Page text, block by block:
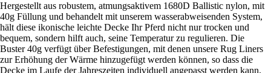
Hergestellt aus robustem, atmungsaktivem 1680D Ballistic nylon, mit
40g Füllung und behandelt mit unserem wasserabweisenden System,
hält diese ikonische leichte Decke Ihr Pferd nicht nur trocken und
bequem, sondern hilft auch, seine Temperatur zu regulieren. Die
Buster 40g verfügt über Befestigungen, mit denen unsere Rug Liners
zur Erhöhung der Wärme hinzugefügt werden können, so dass die
Decke im Laufe der Jahreszeiten individuell angepasst werden kann.